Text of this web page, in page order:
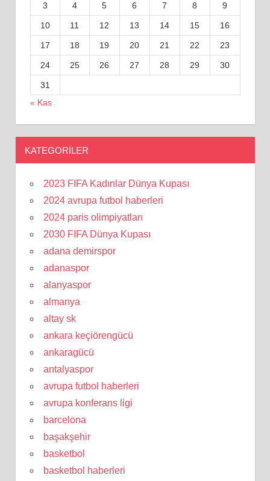
3 4 5 6 7 8 9
10 11 12 13 14 15 16
17 18 19 20 21 22 23
24 25 26 27 28 29 30
31
« Kas
KATEGORILER
2023 FIFA Kadınlar Dünya Kupası
2024 avrupa futbol haberleri
2024 paris olimpiyatları
2030 FIFA Dünya Kupası
adana demirspor
adanaspor
alanyaspor
almanya
altay sk
ankara keçiörengücü
ankaragücü
antalyaspor
avrupa futbol haberleri
avrupa konferans ligi
barcelona
başakşehir
basketbol
basketbol haberleri